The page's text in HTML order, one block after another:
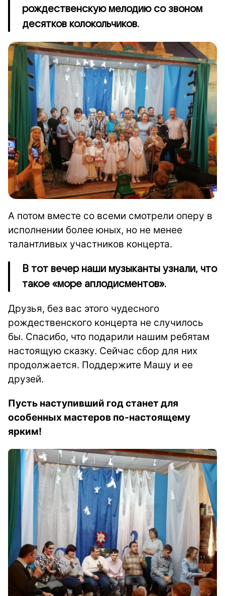
рождественскую мелодию со звоном
десятков колокольчиков.
А потом вместе со всеми смотрели оперу в
исполнении более юных, но не менее
талантливых участников концерта.
В тот вечер наши музыканты узнали, что
такое «море аплодисментов».
Друзья, без вас этого чудесного
рождественского концерта не случилось
бы. Спасибо, что подарили нашим ребятам
настоящую сказку. Сейчас сбор для них
продолжается. Поддержите Машу и ее
друзей.
Пусть наступивший год станет для
особенных мастеров по-настоящему
ярким!